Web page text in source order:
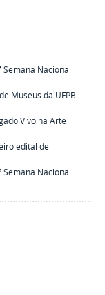
Semana Nacional
Museus da UFPB
Vivo na Arte
edital de
Semana Nacional